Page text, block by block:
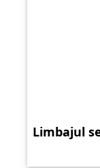
Limbajul